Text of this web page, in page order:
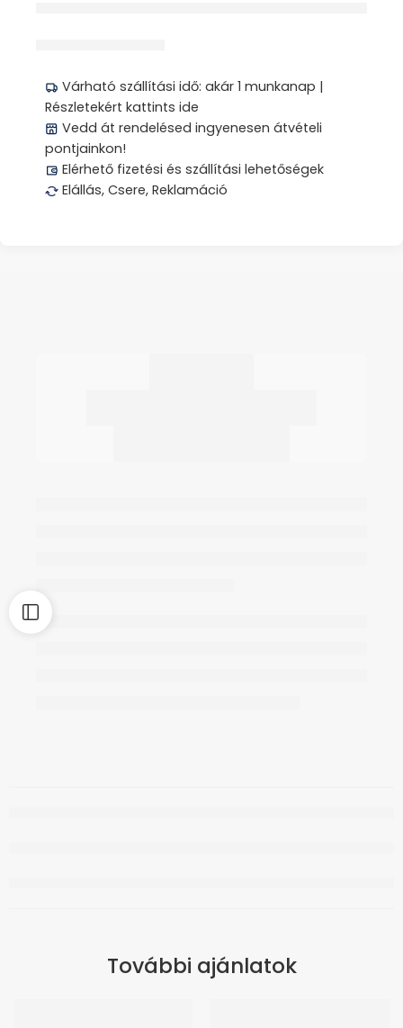
Várható szállítási idő: akár 1 munkanap |
Részletekért kattints ide
Vedd át rendelésed ingyenesen átvételi
pontjainkon!
Elérhető fizetési és szállítási lehetőségek
Elállás, Csere, Reklamáció
További ajánlatok